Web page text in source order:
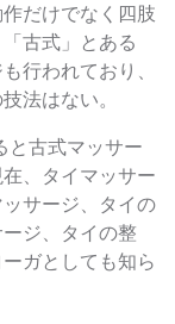
だけでなく四肢
古式」とある
行われており、
法はない。
と古式マッサー
、タイマッサー
サージ、タイの
ジ、タイの整
ガとしても知ら